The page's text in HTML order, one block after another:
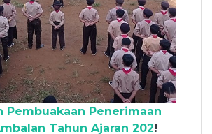
Pembuakaan Penerimaan
Tahun Ajaran 202!